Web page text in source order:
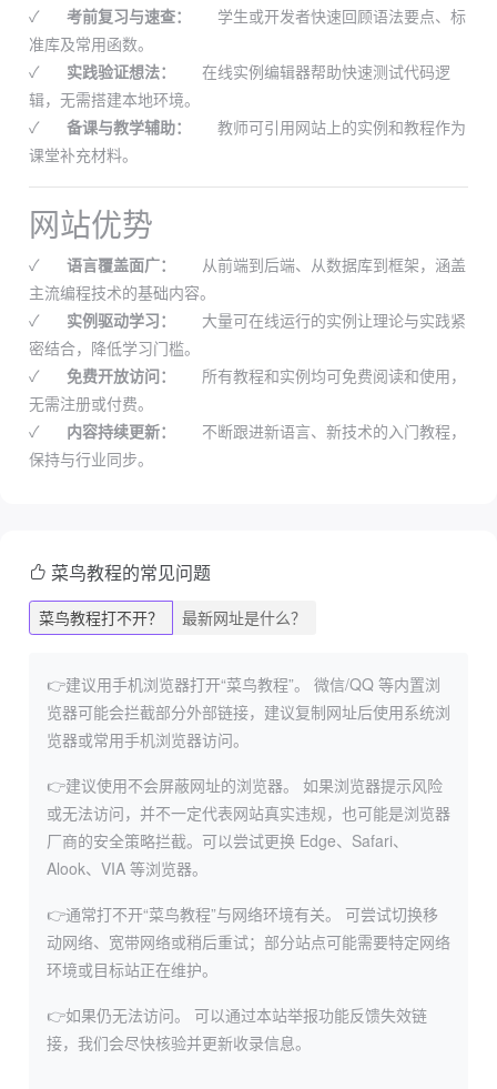
✓
考前复习与速查：
学生或开发者快速回顾语法要点、标
准库及常用函数。
✓
实践验证想法：
在线实例编辑器帮助快速测试代码逻
辑，无需搭建本地环境。
✓
备课与教学辅助：
教师可引用网站上的实例和教程作为
课堂补充材料。
网站优势
✓ 语言覆盖面广：
从前端到后端、从数据库到框架，涵盖
主流编程技术的基础内容。
✓
实例驱动学习：
大量可在线运行的实例让理论与实践紧
密结合，降低学习门槛。
✓
免费开放访问：
所有教程和实例均可免费阅读和使用，
无需注册或付费。
✓
内容持续更新：
不断跟进新语言、新技术的入门教程，
保持与行业同步。
菜鸟教程的常见问题
菜鸟教程打不开？ 最新网址是什么？
👉建议用手机浏览器打开“菜鸟教程”。
微信/QQ 等内置浏
览器可能会拦截部分外部链接，建议复制网址后使用系统浏
览器或常用手机浏览器访问。
👉建议使用不会屏蔽网址的浏览器。
如果浏览器提示风险
或无法访问，并不一定代表网站真实违规，也可能是浏览器
厂商的安全策略拦截。可以尝试更换 Edge、Safari、
Alook、VIA 等浏览器。
👉通常打不开“菜鸟教程”与网络环境有关。
可尝试切换移
动网络、宽带网络或稍后重试；部分站点可能需要特定网络
环境或目标站正在维护。
👉如果仍无法访问。
可以通过本站举报功能反馈失效链
接，我们会尽快核验并更新收录信息。